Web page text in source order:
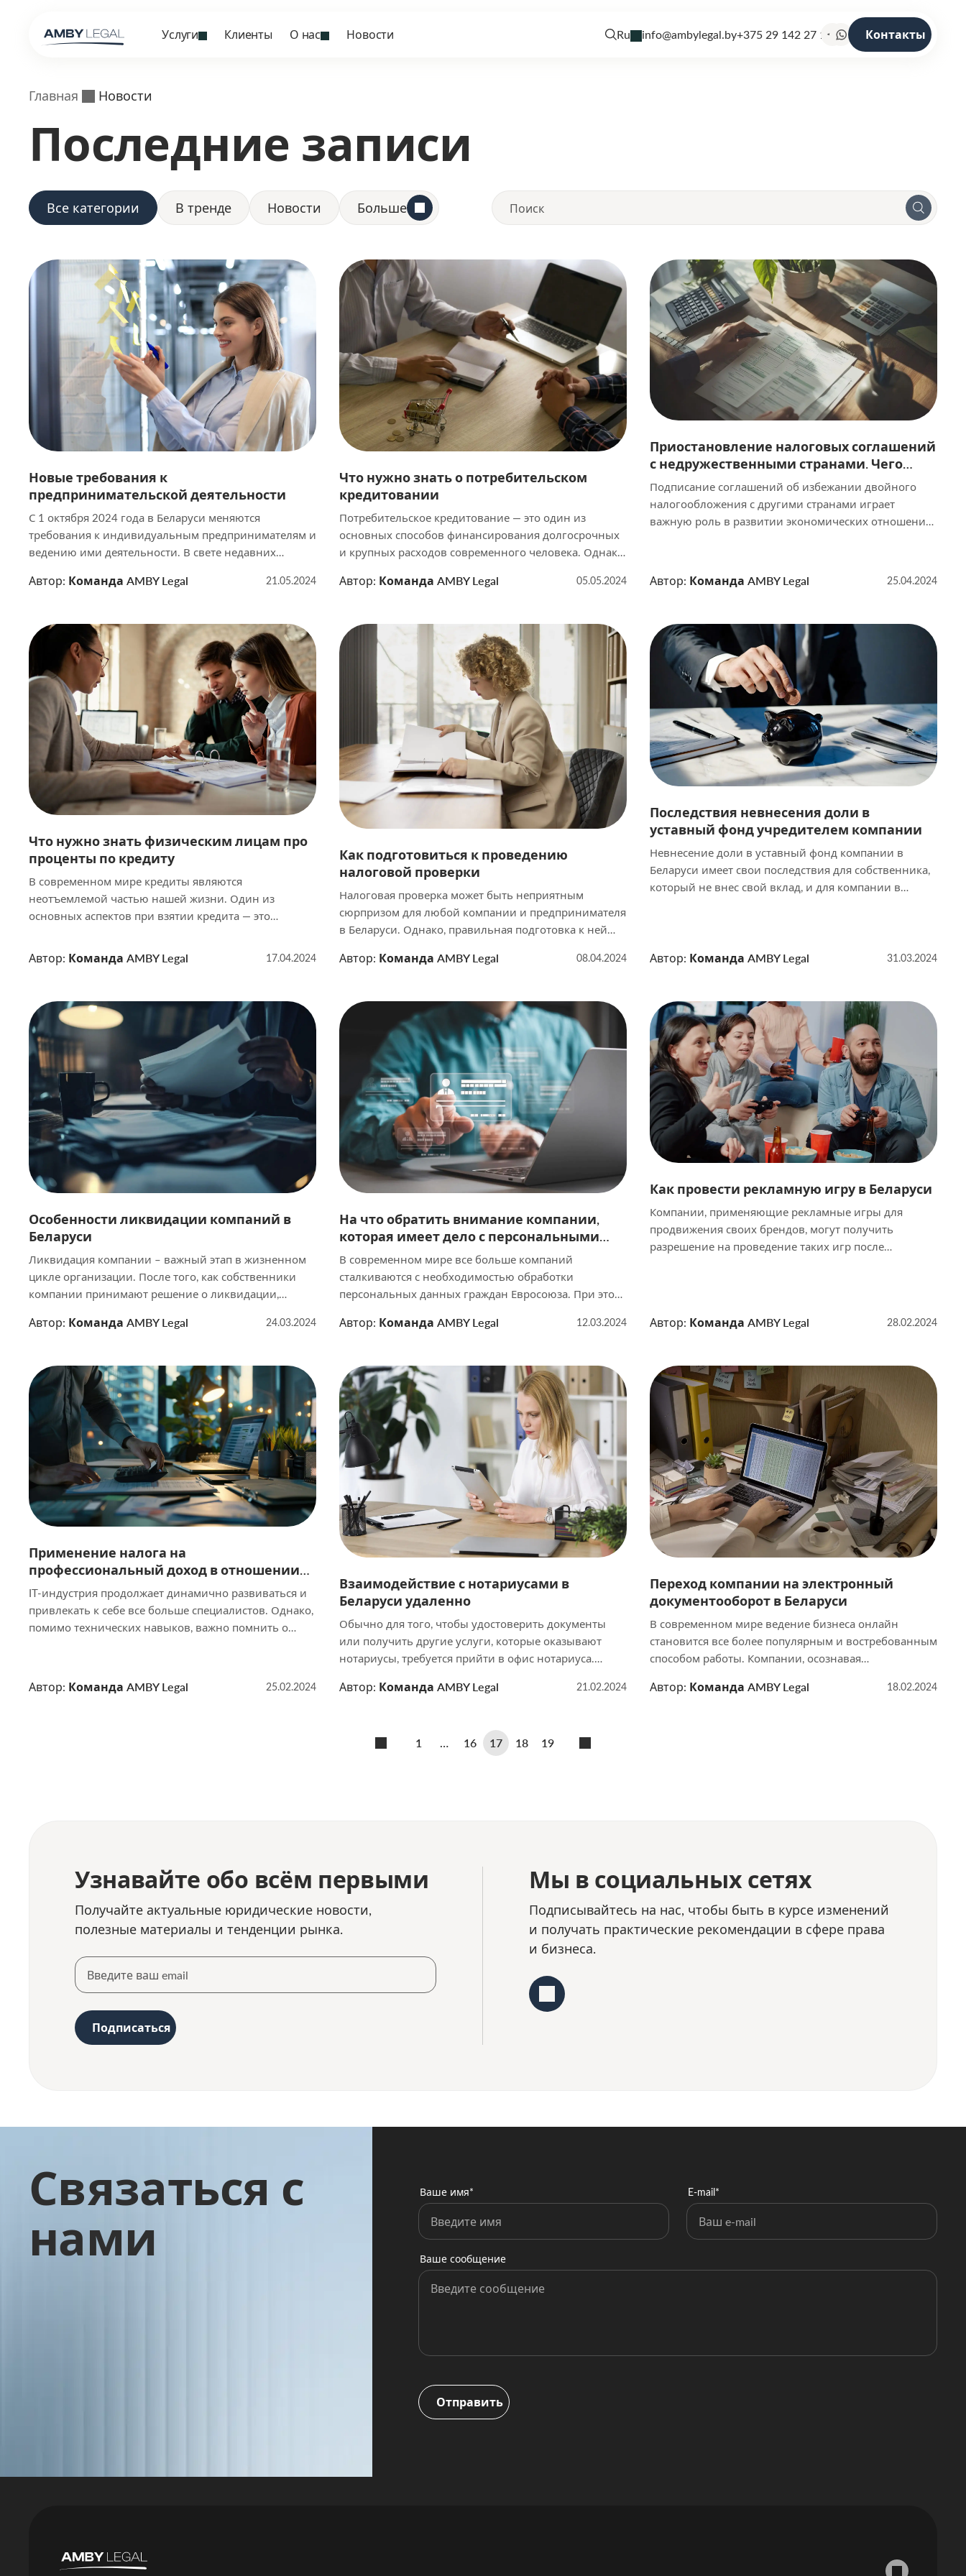
Услуги Клиенты О нас Новости Ru info@ambylegal.by+375 29 142 27 19 Контакты
Главная Новости
Последние записи
Все категории В тренде Новости Больше
Новые требования к
предпринимательской деятельности
С 1 октября 2024 года в Беларуси меняются
требования к индивидуальным предпринимателям и
ведению ими деятельности. В свете недавних
законодательстве, ведение предпринимательской
изменения. Эти нововведения влияют на многие
аспекты бизнеса — от возможности регистрации
индивидуальных предпринимателей до
обязательного социального страхования. В данной
статье мы […]
Автор: Команда AMBY Legal 21.05.2024
Что нужно знать о потребительском
кредитовании
Потребительское кредитование — это один из
основных способов финансирования долгосрочных
и крупных расходов современного человека. Однако,
важных аспектов, чтобы избежать финансовых
основные моменты, которые необходимо знать о
потребительском кредитовании, чтобы сделать
правильный выбор и использовать кредит в своих
финансовых […]
Автор: Команда AMBY Legal 05.05.2024
Приостановление налоговых соглашений
с недружественными странами. Чего
ожидать?
Подписание соглашений об избежании двойного
налогообложения с другими странами играет
важную роль в развитии экономических отношений
соглашений с недружественными странами
вызывает серьезные обсуждения и волнения. В
шага. Какие страны относятся к недружественным
Еще в апреле 2022 года белорусское правительство
Автор: Команда AMBY Legal 25.04.2024
Что нужно знать физическим лицам про
проценты по кредиту
В современном мире кредиты являются
неотъемлемой частью нашей жизни. Один из
основных аспектов при взятии кредита — это
нужно знать каждому физическому лицу о процентах
по кредиту, чтобы избежать неприятных сюрпризов
такое проценты за пользование кредитом Важно
понимать суть процентов за […]
Автор: Команда AMBY Legal 17.04.2024
Как подготовиться к проведению
налоговой проверки
Налоговая проверка может быть неприятным
сюрпризом для любой компании и предпринимателя
в Беларуси. Однако, правильная подготовка к ней
неприятных последствий. В данной статье мы
налоговой проверке, чтобы избежать неприятных
ситуаций и сохранить свои финансы в порядке. Кто
может проводить налоговую проверку и за какой […]
Автор: Команда AMBY Legal 08.04.2024
Последствия невнесения доли в
уставный фонд учредителем компании
Невнесение доли в уставный фонд компании в
Беларуси имеет свои последствия для собственника,
который не внес свой вклад, и для компании в
в установленный срок, что может предпринять
Автор: Команда AMBY Legal 31.03.2024
Особенности ликвидации компаний в
Беларуси
Ликвидация компании – важный этап в жизненном
цикле организации. После того, как собственники
компании принимают решение о ликвидации,
соответствующим законодательством. Процедура
В нашей статье мы рассмотрим основные
особенности ликвидации компаний в Беларуси, а
также правила и требования, которые необходимо
соблюдать при проведении данной процедуры. Если
Автор: Команда AMBY Legal 24.03.2024
На что обратить внимание компании,
которая имеет дело с персональными
данными граждан Евросоюза
В современном мире все больше компаний
сталкиваются с необходимостью обработки
персональных данных граждан Евросоюза. При этом
защите данных устанавливают жесткие требования к
данной статье мы рассмотрим основные аспекты,
которые необходимо учитывать компаниям,
работающим с данными европейских граждан,
чтобы избежать штрафов и […]
Автор: Команда AMBY Legal 12.03.2024
Как провести рекламную игру в Беларуси
Компании, применяющие рекламные игры для
продвижения своих брендов, могут получить
разрешение на проведение таких игр после
государственной регистрации рекламной игры от
МАРТ, компания обязана соблюдать установленные
получить подробную информацию о процедуре
проведения рекламной […]
Автор: Команда AMBY Legal 28.02.2024
Применение налога на
профессиональный доход в отношении
IT-услуг
IT-индустрия продолжает динамично развиваться и
привлекать к себе все больше специалистов. Однако,
помимо технических навыков, важно помнить о
IT-услуги оказывают не в рамках трудовых
обязанностей. В данной статье мы рассмотрим
Автор: Команда AMBY Legal 25.02.2024
Взаимодействие с нотариусами в
Беларуси удаленно
Обычно для того, чтобы удостоверить документы
или получить другие услуги, которые оказывают
нотариусы, требуется прийти в офис нотариуса.
некоторую информацию, которая не является
принят ряд поправок, которые позволят
взаимодействовать с нотариусами без личного
Автор: Команда AMBY Legal 21.02.2024
Переход компании на электронный
документооборот в Беларуси
В современном мире ведение бизнеса онлайн
становится все более популярным и востребованным
способом работы. Компании, осознавая
процессов, все шире внедряют электронный
Автор: Команда AMBY Legal 18.02.2024
1 … 16 17 18 19
Узнавайте обо всём первыми
Получайте актуальные юридические новости,
полезные материалы и тенденции рынка.
Подписаться
Мы в социальных сетях
Подписывайтесь на нас, чтобы быть в курсе изменений
и получать практические рекомендации в сфере права
и бизнеса.
Связаться с
нами
Ваше имя* E-mail*
Ваше сообщение
Отправить